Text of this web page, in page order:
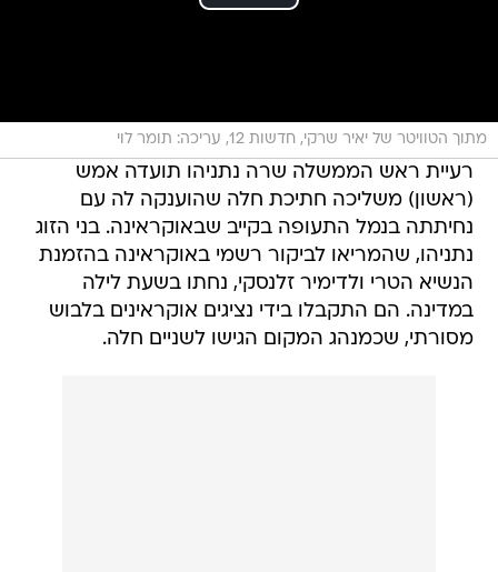
מתוך הטוויטר של יאיר שרקי, חדשות 12, עריכה: תומר לוי
רעיית ראש הממשלה שרה נתניהו תועדה אמש
(ראשון) משליכה חתיכת חלה שהוענקה לה עם
נחיתתה בנמל התעופה בקייב שבאוקראינה. בני הזוג
נתניהו, שהמריאו לביקור רשמי באוקראינה בהזמנת
הנשיא הטרי ולדימיר זלנסקי, נחתו בשעת לילה
במדינה. הם התקבלו בידי נציגים אוקראינים בלבוש
מסורתי, שכמנהג המקום הגישו לשניים חלה.